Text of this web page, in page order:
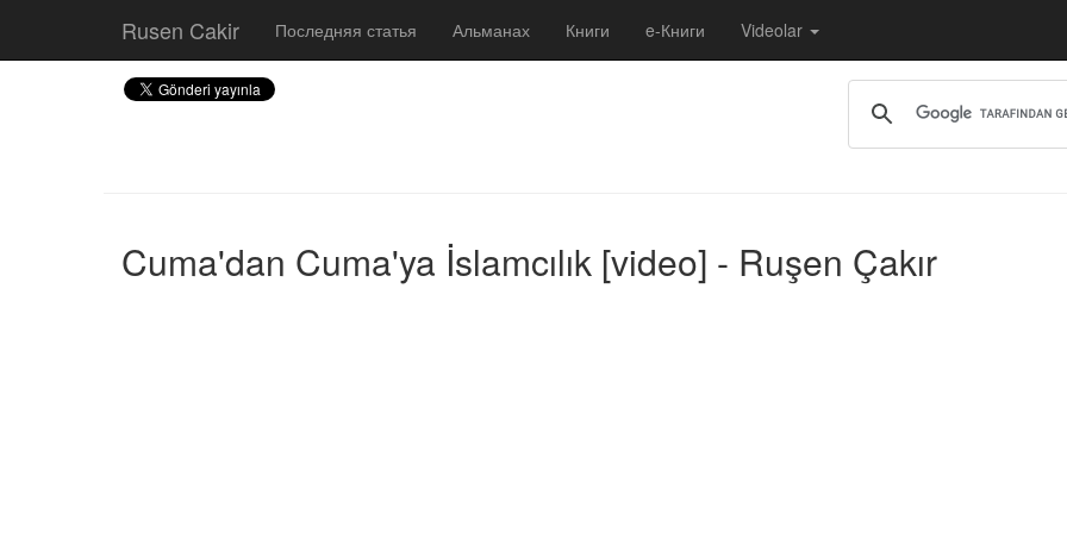
Rusen Cakir Последняя статья Альманах Книги e-Книги Videolar
Cuma'dan Cuma'ya İslamcılık [video] - Ruşen Çakır